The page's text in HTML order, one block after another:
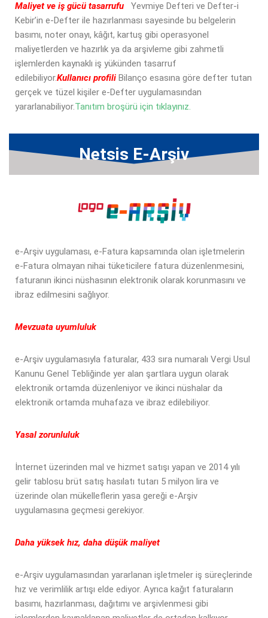
Maliyet ve iş gücü tasarrufu Yevmiye Defteri ve Defter-i
Kebir’in e-Defter ile hazırlanması sayesinde bu belgelerin
basımı, noter onayı, kâğıt, kartuş gibi operasyonel
maliyetlerden ve hazırlık ya da arşivleme gibi zahmetli
işlemlerden kaynaklı iş yükünden tasarruf
edilebiliyor.Kullanıcı profili Bilanço esasına göre defter tutan
gerçek ve tüzel kişiler e-Defter uygulamasından
yararlanabiliyor.Tanıtım broşürü için tıklayınız.
Netsis E-Arşiv
e-Arşiv uygulaması, e-Fatura kapsamında olan işletmelerin
e-Fatura olmayan nihai tüketicilere fatura düzenlenmesini,
faturanın ikinci nüshasının elektronik olarak korunmasını ve
ibraz edilmesini sağlıyor.
Mevzuata uyumluluk
e-Arşiv uygulamasıyla faturalar, 433 sıra numaralı Vergi Usul
Kanunu Genel Tebliğinde yer alan şartlara uygun olarak
elektronik ortamda düzenleniyor ve ikinci nüshalar da
elektronik ortamda muhafaza ve ibraz edilebiliyor.
Yasal zorunluluk
İnternet üzerinden mal ve hizmet satışı yapan ve 2014 yılı
gelir tablosu brüt satış hasılatı tutarı 5 milyon lira ve
üzerinde olan mükelleflerin yasa gereği e-Arşiv
uygulamasına geçmesi gerekiyor.
Daha yüksek hız, daha düşük maliyet
e-Arşiv uygulamasından yararlanan işletmeler iş süreçlerinde
hız ve verimlilik artışı elde ediyor. Ayrıca kağıt faturaların
basımı, hazırlanması, dağıtımı ve arşivlenmesi gibi